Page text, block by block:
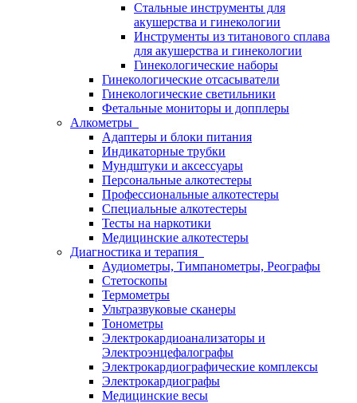
Стальные инструменты для
акушерства и гинекологии
Инструменты из титанового сплава
для акушерства и гинекологии
Гинекологические наборы
Гинекологические отсасыватели
Гинекологические светильники
Фетальные мониторы и допплеры
Алкометры
Адаптеры и блоки питания
Индикаторные трубки
Мундштуки и аксессуары
Персональные алкотестеры
Профессиональные алкотестеры
Специальные алкотестеры
Тесты на наркотики
Медицинские алкотестеры
Диагностика и терапия
Аудиометры, Тимпанометры, Реографы
Стетоскопы
Термометры
Ультразвуковые сканеры
Тонометры
Электрокардиоанализаторы и
Электроэнцефалографы
Электрокардиографические комплексы
Электрокардиографы
Медицинские весы